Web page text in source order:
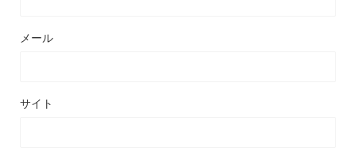
メール
サイト